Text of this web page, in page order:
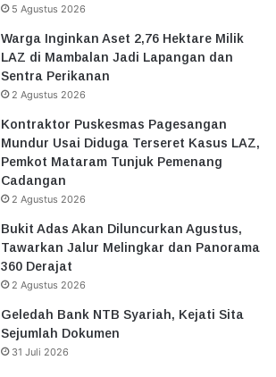
5 Agustus 2026
Warga Inginkan Aset 2,76 Hektare Milik
LAZ di Mambalan Jadi Lapangan dan
Sentra Perikanan
2 Agustus 2026
Kontraktor Puskesmas Pagesangan
Mundur Usai Diduga Terseret Kasus LAZ,
Pemkot Mataram Tunjuk Pemenang
Cadangan
2 Agustus 2026
Bukit Adas Akan Diluncurkan Agustus,
Tawarkan Jalur Melingkar dan Panorama
360 Derajat
2 Agustus 2026
Geledah Bank NTB Syariah, Kejati Sita
Sejumlah Dokumen
31 Juli 2026